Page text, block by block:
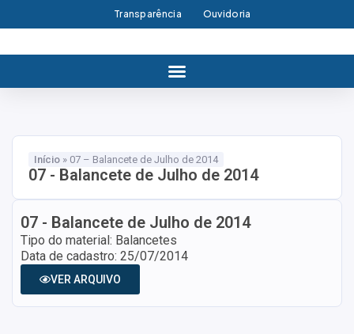
Transparência Ouvidoria
Início » 07 – Balancete de Julho de 2014
07 - Balancete de Julho de 2014
07 - Balancete de Julho de 2014
Tipo do material: Balancetes
Data de cadastro: 25/07/2014
VER ARQUIVO